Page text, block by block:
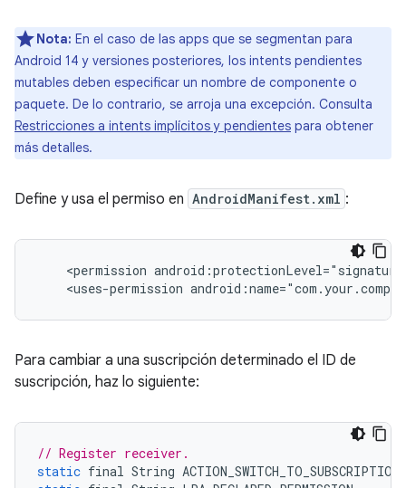
Nota: En el caso de las apps que se segmentan para
Android 14 y versiones posteriores, los intents pendientes
mutables deben especificar un nombre de componente o
paquete. De lo contrario, se arroja una excepción. Consulta
Restricciones a intents implícitos y pendientes para obtener
más detalles.
Define y usa el permiso en AndroidManifest.xml :
<permission
<uses-permission
Para cambiar a una suscripción determinado el ID de
suscripción, haz lo siguiente:
// Register receiver.
static final String ACTION_SWITCH_TO_SUBSCRIPTION